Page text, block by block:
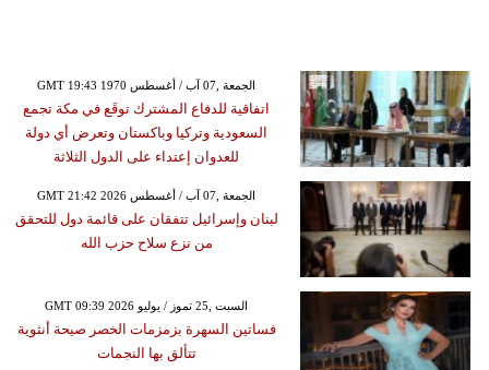
GMT 19:43 1970 الجمعة ,07 آب / أغسطس
اتفاقية للدفاع المشترك توقَع في مكة تجمع
السعودية وتركيا وباكستان وتعرض أي دولة
للعدوان إعتداء على الدول الثلاثة
GMT 21:42 2026 الجمعة ,07 آب / أغسطس
لبنان وإسرائيل تتفقان على قائمة دول للتحقق
من نزع سلاح حزب الله
GMT 09:39 2026 السبت ,25 تموز / يوليو
فساتين السهرة بزمزمات الخصر صيحة أنثوية
تتألق بها النجمات